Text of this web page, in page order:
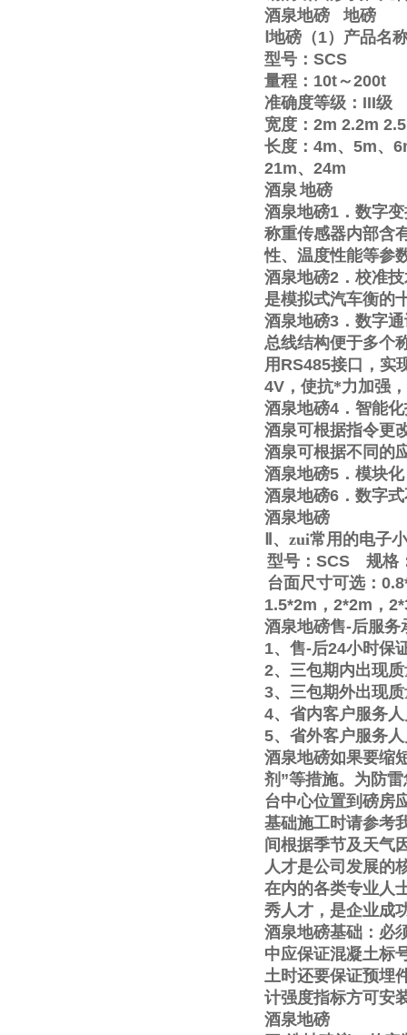
酒泉地磅
地磅
地磅（1）产品名
型号： SCS
量程： 10t～200t
准确度等级： III级
宽度： 2m 2.2m
长度： 4m、 5m、
21m、 24m
酒泉地磅
酒泉地磅1 ．数字
称重传感器内部含
性、温度性能等参
酒泉地磅2 ．校准
是模拟式汽车衡的
酒泉地磅3 ．数字
总线结构便于多个
用 RS485接口，实
4V ，使抗*力加强
酒泉地磅4 ．智能
酒泉可根据指令更
酒泉可根据不同的
酒泉地磅5 ．模块
酒泉地磅6 ．数字
酒泉地磅
、zui常用的电子
型号： SCS
规格
台面尺寸可选：
1.5*2m ， 2*2m ，
酒泉地磅售-后服务
1、售-后24小时保
2、三包期内出现
3、三包期外出现
4、省内客户服务
5、省外客户服务
酒泉地磅如果要缩
剂 ”等措施。为防
台中心位置到磅房
基础施工时请参考
间根据季节及天气
人才是公司发展的
在内的各类专业人
秀人才，是企业成
酒泉地磅基础：必
中应保证混凝土标
土时还要保证预埋
计强度指标方可安
酒泉地磅